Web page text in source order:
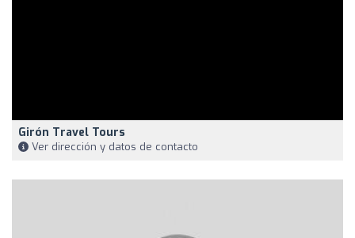
Girón Travel Tours
Ver dirección y datos de contacto